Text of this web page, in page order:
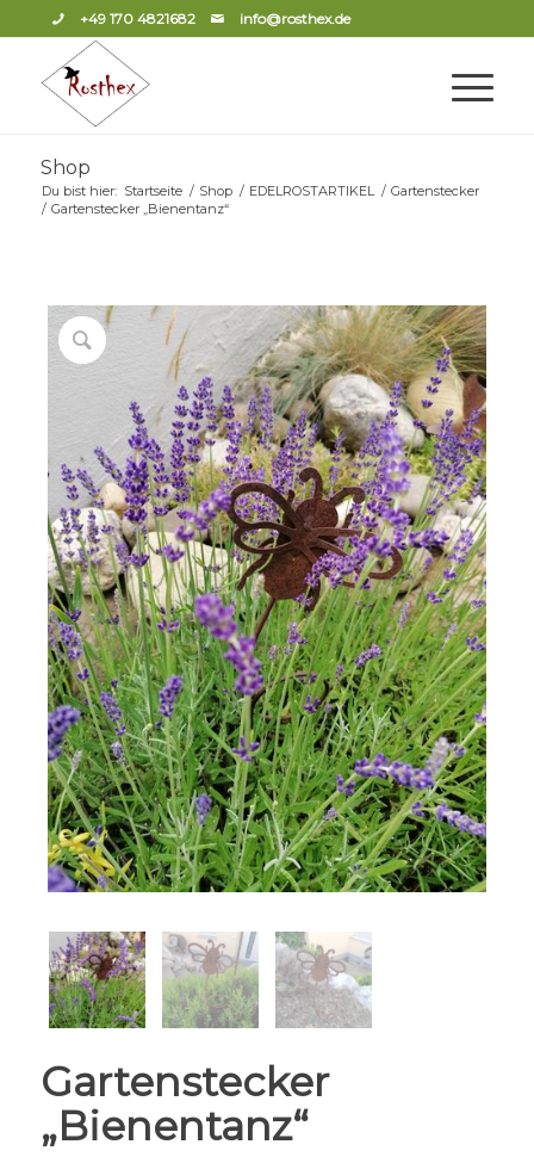
+49 170 4821682 info@rosthex.de
Shop
Du bist hier: Startseite / Shop / EDELROSTARTIKEL / Gartenstecker
/ Gartenstecker „Bienentanz“
Gartenstecker
„Bienentanz“